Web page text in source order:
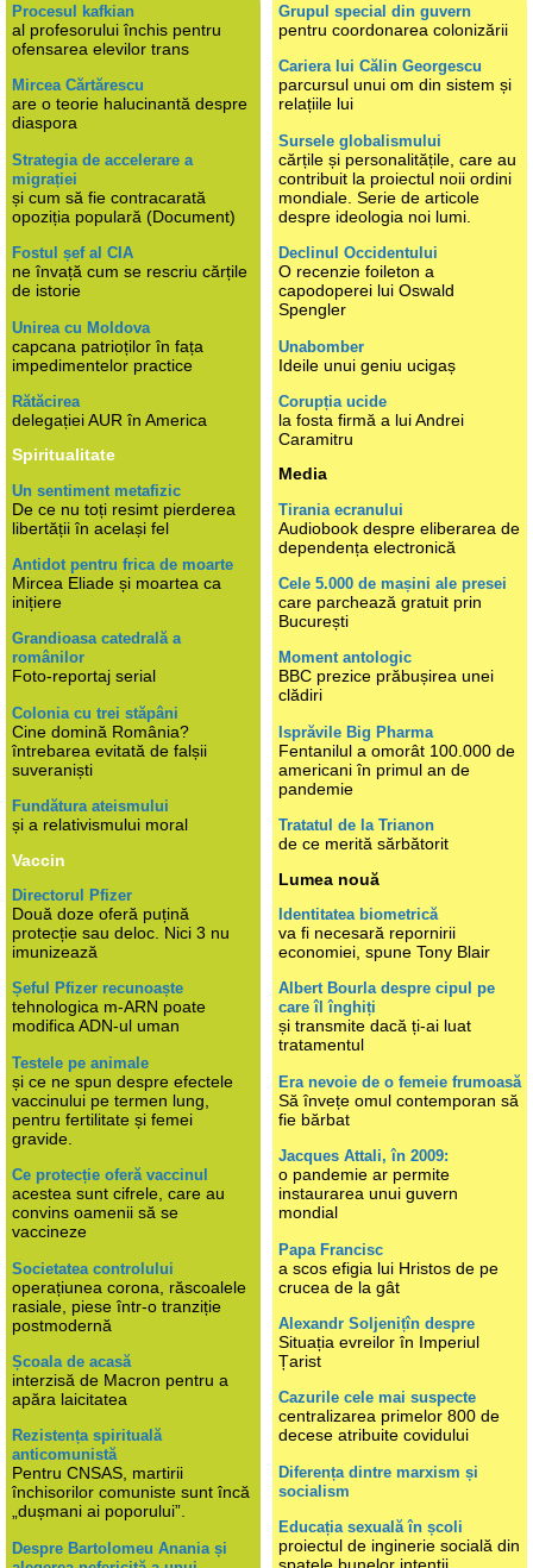
Procesul kafkian
al profesorului închis pentru
ofensarea elevilor trans
Mircea Cărtărescu
are o teorie halucinantă despre
diaspora
Strategia de accelerare a
migrației
și cum să fie contracarată
opoziția populară (Document)
Fostul șef al CIA
ne învață cum se rescriu cărțile
de istorie
Unirea cu Moldova
capcana patrioților în fața
impedimentelor practice
Rătăcirea
delegației AUR în America
Spiritualitate
Un sentiment metafizic
De ce nu toți resimt pierderea
libertății în același fel
Antidot pentru frica de moarte
Mircea Eliade și moartea ca
inițiere
Grandioasa catedrală a
românilor
Foto-reportaj serial
Colonia cu trei stăpâni
Cine domină România?
întrebarea evitată de falșii
suveraniști
Fundătura ateismului
și a relativismului moral
Vaccin
Directorul Pfizer
Două doze oferă puțină
protecție sau deloc. Nici 3 nu
imunizează
Șeful Pfizer recunoaște
tehnologica m-ARN poate
modifica ADN-ul uman
Testele pe animale
și ce ne spun despre efectele
vaccinului pe termen lung,
pentru fertilitate și femei
gravide.
Ce protecție oferă vaccinul
acestea sunt cifrele, care au
convins oamenii să se
vaccineze
Societatea controlului
operațiunea corona, răscoalele
rasiale, piese într-o tranziție
postmodernă
Școala de acasă
interzisă de Macron pentru a
apăra laicitatea
Rezistența spirituală
anticomunistă
Pentru CNSAS, martirii
închisorilor comuniste sunt încă
„dușmani ai poporului”.
Despre Bartolomeu Anania și
Grupul special din guvern
pentru coordonarea colonizării
Cariera lui Călin Georgescu
parcursul unui om din sistem și
relațiile lui
Sursele globalismului
cărțile și personalitățile, care au
contribuit la proiectul noii ordini
mondiale. Serie de articole
despre ideologia noi lumi.
Declinul Occidentului
O recenzie foileton a
capodoperei lui Oswald
Spengler
Unabomber
Ideile unui geniu ucigaș
Corupția ucide
la fosta firmă a lui Andrei
Caramitru
Media
Tirania ecranului
Audiobook despre eliberarea de
dependența electronică
Cele 5.000 de mașini ale presei
care parchează gratuit prin
București
Moment antologic
BBC prezice prăbușirea unei
clădiri
Isprăvile Big Pharma
Fentanilul a omorât 100.000 de
americani în primul an de
pandemie
Tratatul de la Trianon
de ce merită sărbătorit
Lumea nouă
Identitatea biometrică
va fi necesară repornirii
economiei, spune Tony Blair
Albert Bourla despre cipul pe
care îl înghiți
și transmite dacă ți-ai luat
tratamentul
Era nevoie de o femeie frumoasă
Să învețe omul contemporan să
fie bărbat
Jacques Attali, în 2009:
o pandemie ar permite
instaurarea unui guvern
mondial
Papa Francisc
a scos efigia lui Hristos de pe
crucea de la gât
Alexandr Soljenițîn despre
Situația evreilor în Imperiul
Țarist
Cazurile cele mai suspecte
centralizarea primelor 800 de
decese atribuite covidului
Diferența dintre marxism și
socialism
Educația sexuală în școli
proiectul de inginerie socială din